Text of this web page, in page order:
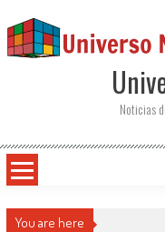
Noticias
You are here